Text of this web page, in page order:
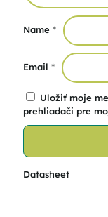
Name *
Email *
Uložiť moje
prehliadači pre
Datasheet